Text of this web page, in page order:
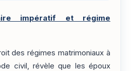
impératif et régime
des régimes matrimoniaux à
civil, révèle que les époux